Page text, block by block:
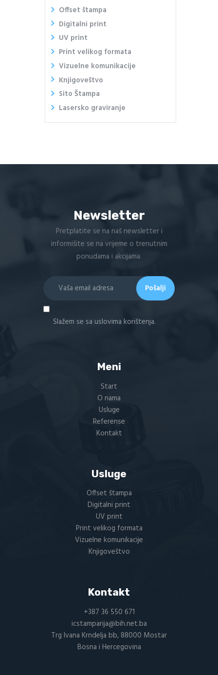
Offset štampa
Digitalni print
UV print
Print velikog formata
Vizuelne komunikacije
Knjigoveštvo
Sito Štampa
Lasersko graviranje
Newsletter
Pretplatite se na naš newsletter i
informišite se na vrijeme o trenutnim
ponudama i akcijama.
Slažem se sa uslovima korištenja.
Meni
Start
O nama
Usluge
Referense
Kontakt
Usluge
Offset štampa
Digitalni print
UV print
Print velikog formata
Vizuelne komunikacije
Knjigoveštvo
Kontakt
+387 36 550 671
icstamparija@bih.net.ba
Trg Ivana Krndelja bb, 88000 Mostar
Bosna i Hercegovina